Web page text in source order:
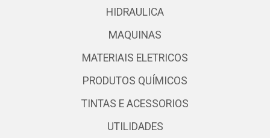
HIDRAULICA
MAQUINAS
MATERIAIS ELETRICOS
PRODUTOS QUÍMICOS
TINTAS E ACESSORIOS
UTILIDADES